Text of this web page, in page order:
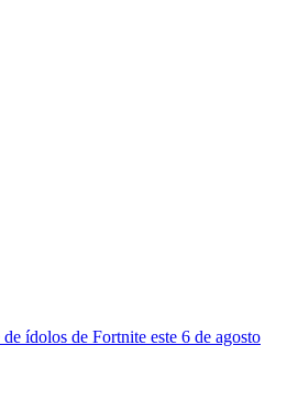
ídolos de Fortnite este 6 de agosto